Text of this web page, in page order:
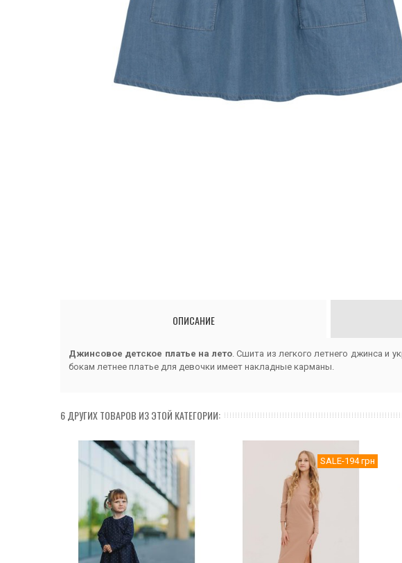
ОПИСАНИЕ
Джинсовое детское платье на лето. Сшита из легкого летнего джинса и
бокам летнее платье для девочки имеет накладные карманы.
6 ДРУГИХ ТОВАРОВ ИЗ ЭТОЙ КАТЕГОРИИ:
SALE-194 грн